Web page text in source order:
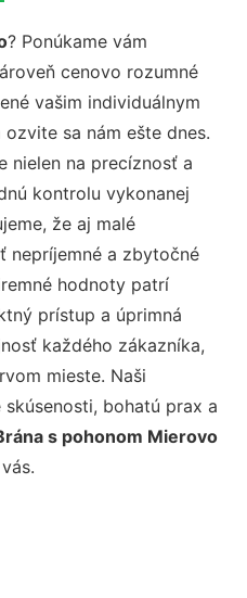
? Ponúkame vám
cenovo rozumné
vašim individuálnym
sa nám ešte dnes.
nielen na precíznosť a
kontrolu vykonanej
že aj malé
nepríjemné a zbytočné
hodnoty patrí
prístup a úprimná
každého zákazníka,
mieste. Naši
bohatú prax a
s pohonom Mierovo